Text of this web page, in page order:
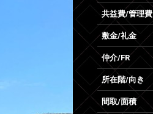
共益費/管理費
敷金/礼金
仲介/FR
所在階/向き
間取/面積